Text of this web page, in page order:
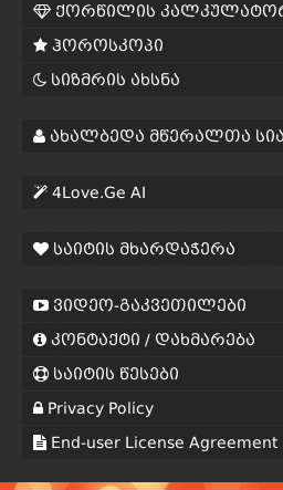
ქორწილის
ჰოროსკოპი
სიზმრის ახსნა
ახალბედა მწერალთა სია
4Love.Ge AI
საიტის მხარდაჭერა
ვიდეო-გაკვეთილები
კონტაქტი / დახმარება
საიტის წესები
Privacy Policy
End-user License Agreement